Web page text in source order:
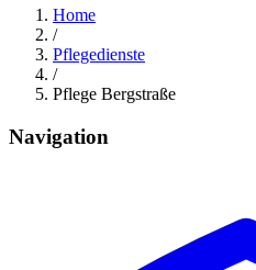
Home
/
Pflegedienste
/
Pflege Bergstraße
Navigation